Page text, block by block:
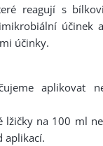
reagují s
účinek
účinky.
aplikovat
na 100 ml
aplikací.